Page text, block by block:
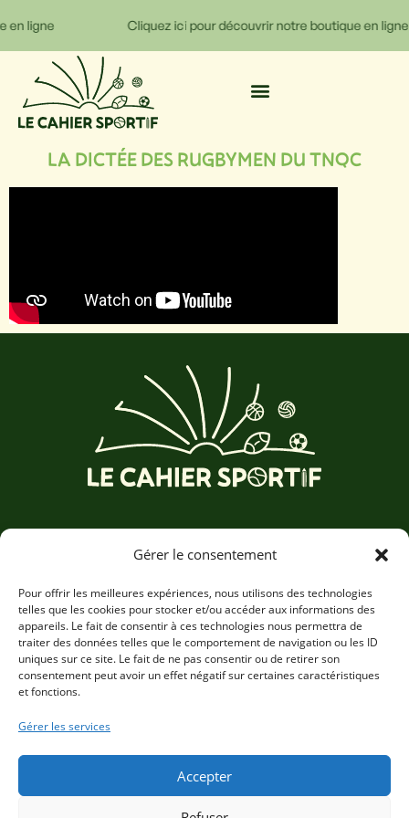
Gérer le consentement
Pour offrir les meilleures expériences, nous utilisons des technologies
telles que les cookies pour stocker et/ou accéder aux informations des
appareils. Le fait de consentir à ces technologies nous permettra de
traiter des données telles que le comportement de navigation ou les ID
uniques sur ce site. Le fait de ne pas consentir ou de retirer son
consentement peut avoir un effet négatif sur certaines caractéristiques
et fonctions.
Gérer les services
Accepter
en ligne Cliquez ici pour découvrir notre boutique en ligne
LA DICTÉE DES RUGBYMEN DU TNQC
Accueil
Nos cahiers
Nos valeurs
Nos partenaires
Nous contacter
LE CAHIER SPORTIF
Conditions Générales de Vente